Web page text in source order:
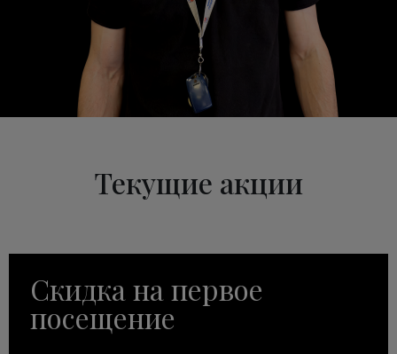
Текущие акции
Скидка на первое
посещение